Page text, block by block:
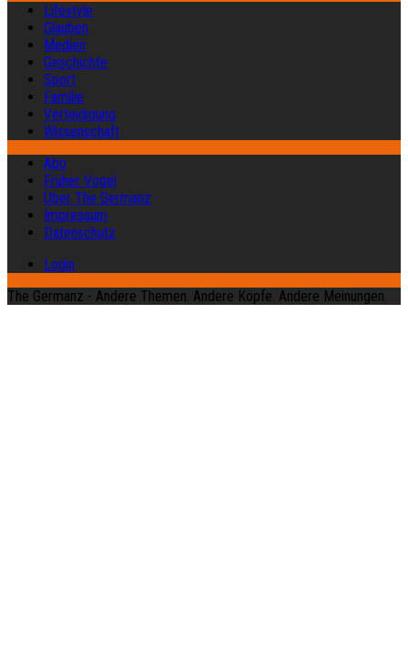
Lifestyle
Glauben
Medien
Geschichte
Sport
Familie
Verteidigung
Wissenschaft
Abo
Früher Vogel
Über The Germanz
Impressum
Datenschutz
Login
The Germanz - Andere Themen. Andere Köpfe. Andere Meinungen.